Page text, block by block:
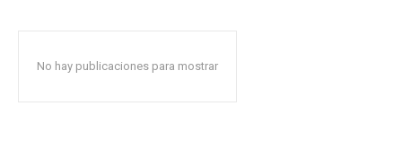
No hay publicaciones para mostrar